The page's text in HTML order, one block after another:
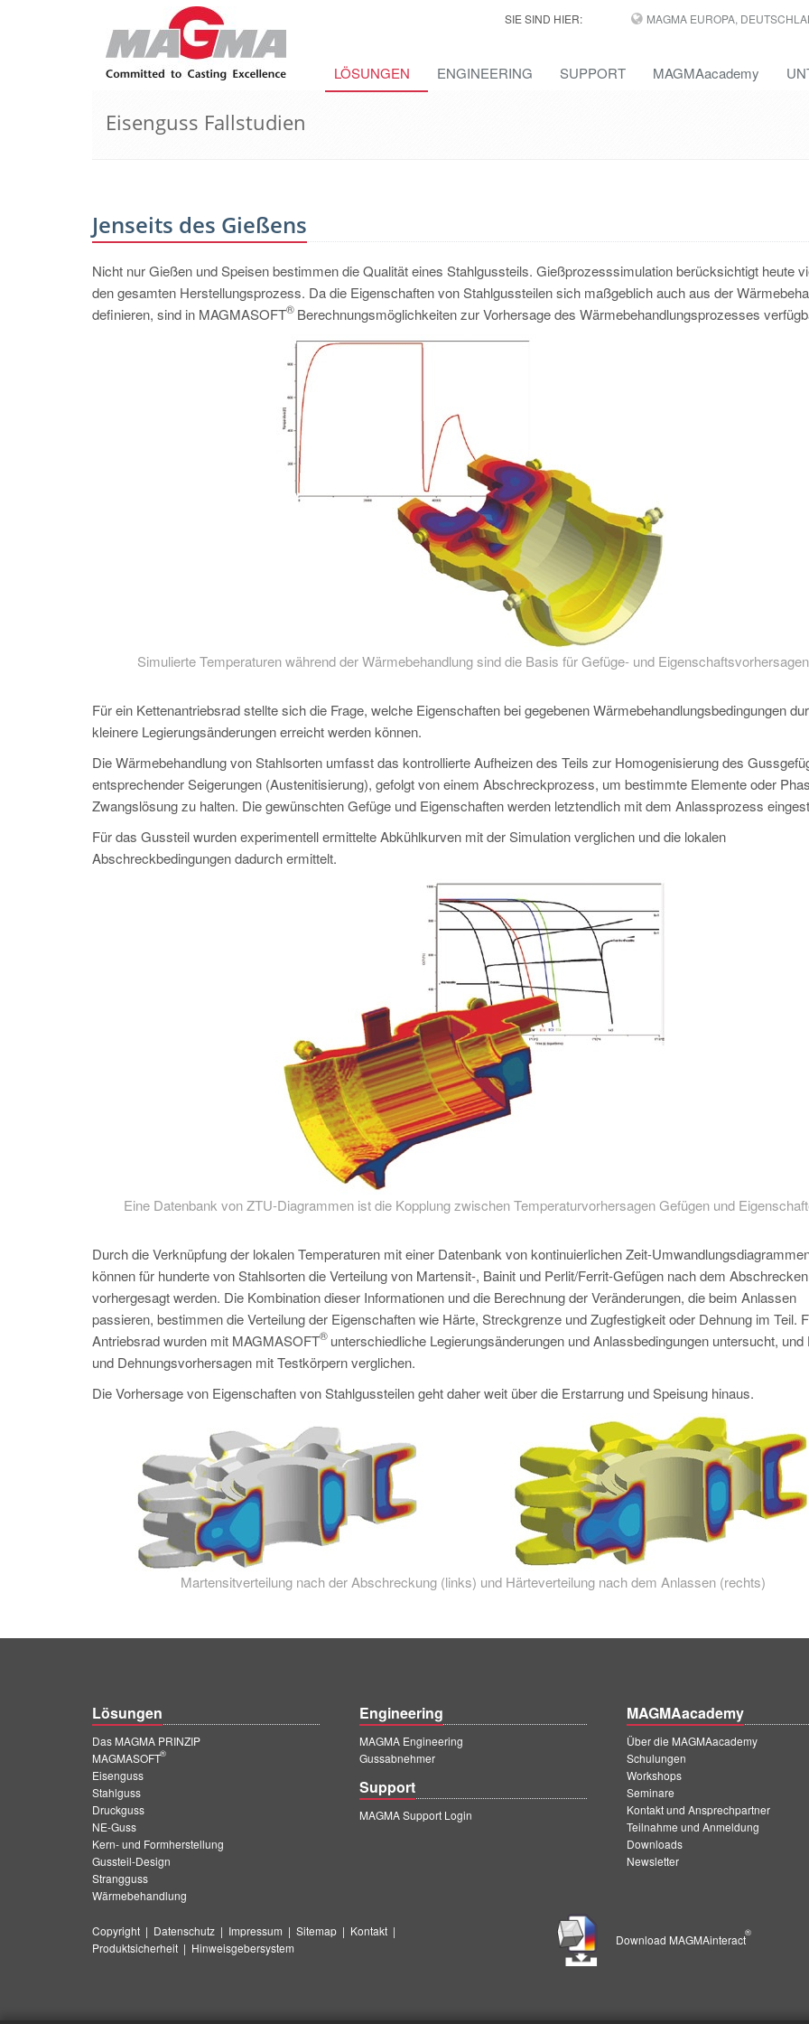
SIE SIND HIER: MAGMA EUROPA,
LÖSUNGEN ENGINEERING SUPPORT MAGMAacademy
Eisenguss Fallstudien
Jenseits des Gießens
Nicht nur Gießen und Speisen bestimmen die Qualität eines Stahlgussteils. Gießprozesssimulation berücksichtigt heute
den gesamten Herstellungsprozess. Da die Eigenschaften von Stahlgussteilen sich maßgeblich auch aus der
definieren, sind in MAGMASOFT
®Berechnungsmöglichkeiten zur Vorhersage des Wärmebehandlungsprozesses
Simulierte Temperaturen während der Wärmebehandlung sind die Basis für Gefüge- und Eigenschaftsvorhersagen
Für ein Kettenantriebsrad stellte sich die Frage, welche Eigenschaften bei gegebenen Wärmebehandlungsbedingungen
kleinere Legierungsänderungen erreicht werden können.
Die Wärmebehandlung von Stahlsorten umfasst das kontrollierte Aufheizen des Teils zur Homogenisierung des
entsprechender Seigerungen (Austenitisierung), gefolgt von einem Abschreckprozess, um bestimmte Elemente oder
Zwangslösung zu halten. Die gewünschten Gefüge und Eigenschaften werden letztendlich mit dem Anlassprozess
Für das Gussteil wurden experimentell ermittelte Abkühlkurven mit der Simulation verglichen und die lokalen
Abschreckbedingungen dadurch ermittelt.
Eine Datenbank von ZTU-Diagrammen ist die Kopplung zwischen Temperaturvorhersagen Gefügen und
Durch die Verknüpfung der lokalen Temperaturen mit einer Datenbank von kontinuierlichen Zeit-
können für hunderte von Stahlsorten die Verteilung von Martensit-, Bainit und Perlit/Ferrit-Gefügen nach dem
vorhergesagt werden. Die Kombination dieser Informationen und die Berechnung der Veränderungen, die beim Anlassen
passieren, bestimmen die Verteilung der Eigenschaften wie Härte, Streckgrenze und Zugfestigkeit oder Dehnung im Teil.
Antriebsrad wurden mit MAGMASOFT
®unterschiedliche Legierungsänderungen und Anlassbedingungen untersucht, und
und Dehnungsvorhersagen mit Testkörpern verglichen.
Die Vorhersage von Eigenschaften von Stahlgussteilen geht daher weit über die Erstarrung und Speisung hinaus.
Martensitverteilung nach der Abschreckung (links) und Härteverteilung nach dem Anlassen (rechts)
Lösungen
Das MAGMA PRINZIP
MAGMASOFT
®
Eisenguss
Stahlguss
Druckguss
NE-Guss
Kern- und Formherstellung
Gussteil-Design
Strangguss
Wärmebehandlung
Engineering
MAGMA Engineering
Gussabnehmer
Support
MAGMA Support Login
MAGMAacademy
Über die MAGMAacademy
Schulungen
Workshops
Seminare
Kontakt und Ansprechpartner
Teilnahme und Anmeldung
Downloads
Newsletter
Copyright | Datenschutz | Impressum | Sitemap | Kontakt |
Produktsicherheit | Hinweisgebersystem
Download MAGMAinteract
®